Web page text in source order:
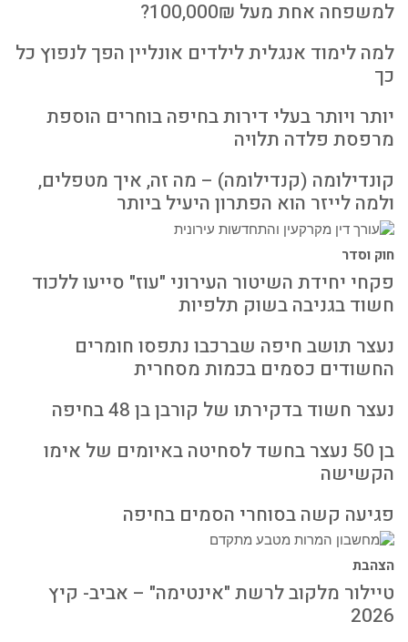
למשפחה אחת מעל 100,000₪?
למה לימוד אנגלית לילדים אונליין הפך לנפוץ כל
כך
יותר ויותר בעלי דירות בחיפה בוחרים הוספת
מרפסת פלדה תלויה
קונדילומה (קנדילומה) – מה זה, איך מטפלים,
ולמה לייזר הוא הפתרון היעיל ביותר
חוק וסדר
פקחי יחידת השיטור העירוני "עוז" סייעו ללכוד
חשוד בגניבה בשוק תלפיות
נעצר תושב חיפה שברכבו נתפסו חומרים
החשודים כסמים בכמות מסחרית
נעצר חשוד בדקירתו של קורבן בן 48 בחיפה
בן 50 נעצר בחשד לסחיטה באיומים של אימו
הקשישה
פגיעה קשה בסוחרי הסמים בחיפה
הצהבת
טיילור מלקוב לרשת "אינטימה" – אביב- קיץ
2026